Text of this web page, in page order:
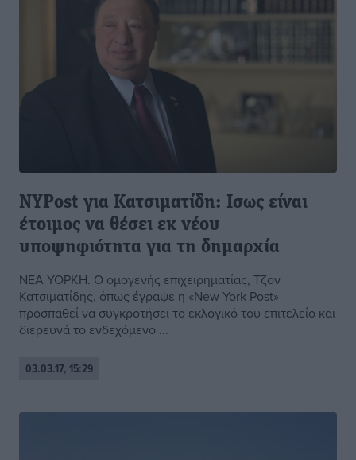
ΝΥPost για Κατσιματίδη: Ισως είναι
έτοιμος να θέσει εκ νέου
υποψηφιότητα για τη δημαρχία
ΝΕΑ ΥΟΡΚΗ. Ο ομογενής επιχειρηματίας, Τζον
Κατσιματίδης, όπως έγραψε η «New York Post»
προσπαθεί να συγκροτήσει το εκλογικό του επιτελείο και
διερευνά το ενδεχόμενο ...
03.03.17, 15:29